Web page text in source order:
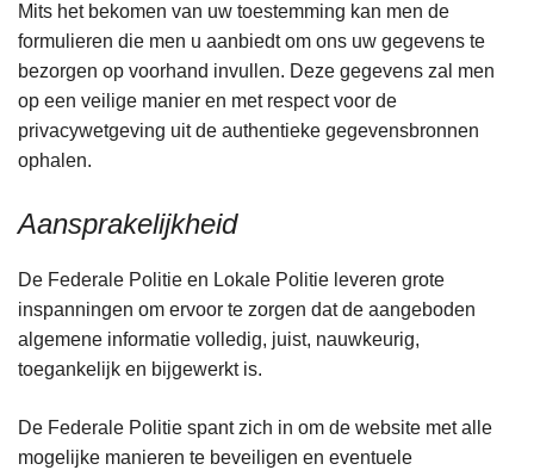
Mits het bekomen van uw toestemming kan men de
formulieren die men u aanbiedt om ons uw gegevens te
bezorgen op voorhand invullen. Deze gegevens zal men
op een veilige manier en met respect voor de
privacywetgeving uit de authentieke gegevensbronnen
ophalen.
Aansprakelijkheid
De Federale Politie en Lokale Politie leveren grote
inspanningen om ervoor te zorgen dat de aangeboden
algemene informatie volledig, juist, nauwkeurig,
toegankelijk en bijgewerkt is.
De Federale Politie spant zich in om de website met alle
mogelijke manieren te beveiligen en eventuele